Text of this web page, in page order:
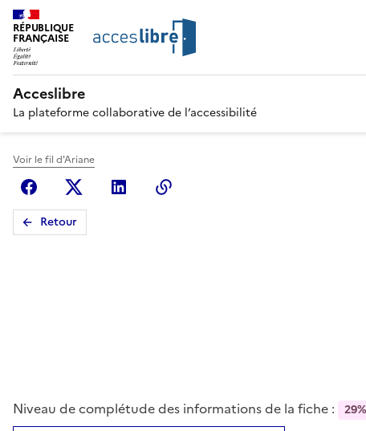
RÉPUBLIQUE
FRANÇAISE
Acceslibre
La plateforme collaborative de l’accessibilité
Voir le fil d'Ariane
FacebookX (anciennement Twitter)
Linkedin
Retour
Niveau de complétude des informations de la fiche : 29%